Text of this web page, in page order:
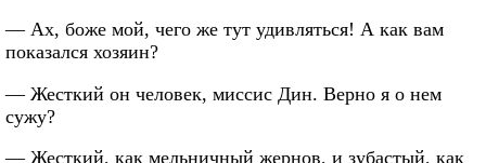
— Ах, боже мой, чего же тут удивляться! А как вам
показался хозяин?
— Жесткий он человек, миссис Дин. Верно я о нем
сужу?
— Жесткий, как мельничный жернов, и зубастый, как